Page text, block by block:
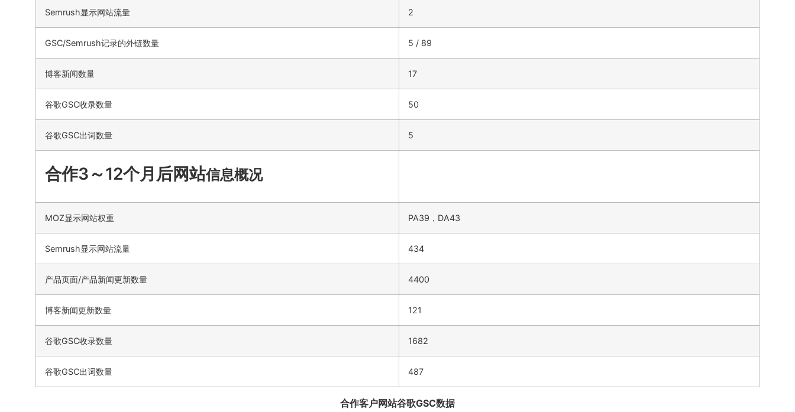
Semrush显示网站流量 2
GSC/Semrush记录的外链数量 5 / 89
博客新闻数量 17
谷歌GSC收录数量 50
谷歌GSC出词数量 5
合作3～12个月后网站信息概况
MOZ显示网站权重 PA39，DA43
Semrush显示网站流量 434
产品页面/产品新闻更新数量 4400
博客新闻更新数量 121
谷歌GSC收录数量 1682
谷歌GSC出词数量 487
合作客户网站谷歌GSC数据